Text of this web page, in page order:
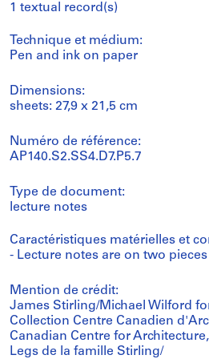
1 textual record(s)
Technique et médium:
Pen and ink on paper
Dimensions:
sheets: 27,9 x 21,5 cm
Numéro de référence:
AP140.S2.SS4.D7.P5.7
Type de document:
lecture notes
Caractéristiques matérielles et
- Lecture notes are on two
Mention de crédit:
James Stirling/Michael Wilford
Collection Centre Canadien
Canadian Centre for
Legs de la famille Stirling/